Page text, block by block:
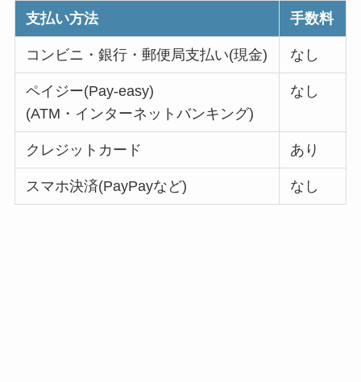
支払い方法 手数料
コンビニ・銀行・郵便局支払い(現金) なし
ペイジー(Pay-easy)
(ATM・インターネットバンキング)
なし
クレジットカード あり
スマホ決済(PayPayなど) なし